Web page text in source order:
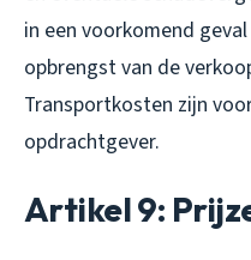
in een voorkomend
opbrengst van de
Transportkosten zijn
opdrachtgever.
Artikel 9: